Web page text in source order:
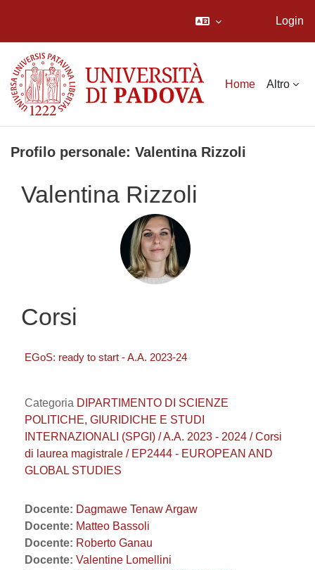
Login
Home Altro
Profilo personale: Valentina Rizzoli
Valentina Rizzoli
Corsi
EGoS: ready to start - A.A. 2023-24
Categoria DIPARTIMENTO DI SCIENZE
POLITICHE, GIURIDICHE E STUDI
INTERNAZIONALI (SPGI) / A.A. 2023 - 2024 / Corsi
di laurea magistrale / EP2444 - EUROPEAN AND
GLOBAL STUDIES
Docente: Dagmawe Tenaw Argaw
Docente: Matteo Bassoli
Docente: Roberto Ganau
Docente: Valentine Lomellini